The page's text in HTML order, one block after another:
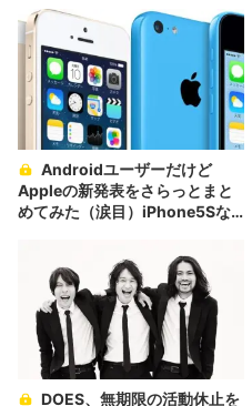
Appleの新発表をさらっとまと
めてみた（涙目）iPhone5Sな